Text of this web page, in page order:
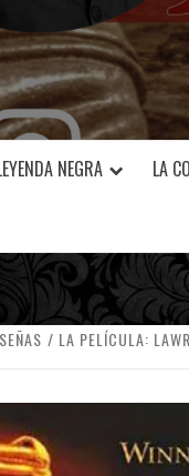
NEGRA LA
LA PELÍCULA: